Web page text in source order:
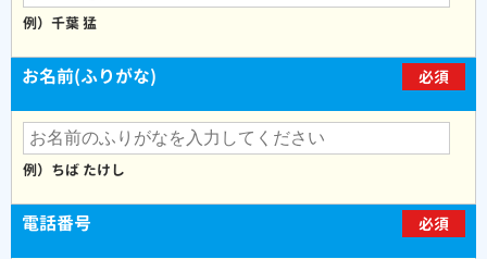
例）千葉 猛
お名前(ふりがな) 必須
例）ちば たけし
電話番号 必須